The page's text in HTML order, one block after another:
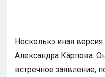
Несколько иная
Александра Карпова.
встречное заявление,